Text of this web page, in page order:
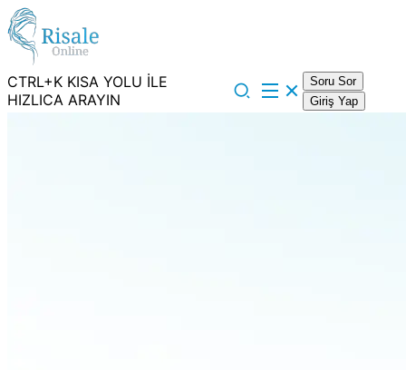
CTRL+K KISA YOLU İLE
HIZLICA ARAYIN
Soru Sor
Giriş Yap